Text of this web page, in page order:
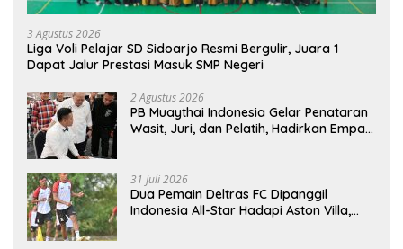
3 Agustus 2026
Liga Voli Pelajar SD Sidoarjo Resmi Bergulir, Juara 1
Dapat Jalur Prestasi Masuk SMP Negeri
2 Agustus 2026
PB Muaythai Indonesia Gelar Penataran
Wasit, Juri, dan Pelatih, Hadirkan Empat
31 Juli 2026
Dua Pemain Deltras FC Dipanggil
Indonesia All-Star Hadapi Aston Villa,